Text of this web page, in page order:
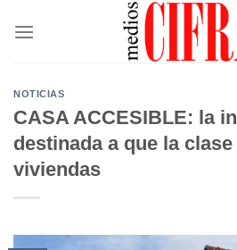
NOTICIAS
CASA ACCESIBLE: la
destinada a que la
viviendas